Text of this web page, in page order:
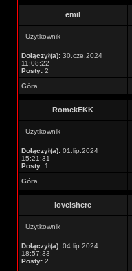
emil
Użytkownik
Dołączył(a): 30.cze.2024
11:08:22
Posty: 2
Góra
RomekEKK
Użytkownik
Dołączył(a): 01.lip.2024
15:21:31
Posty: 1
Góra
loveishere
Użytkownik
Dołączył(a): 04.lip.2024
18:57:33
Posty: 2